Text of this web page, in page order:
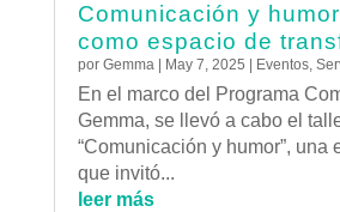
Comunicación y
como espacio de
por Gemma| May 7, 2025 Eventos,
En el marco del Programa
Gemma, se llevó a cabo el
“Comunicación y humor”, una
que invitó...
leer más